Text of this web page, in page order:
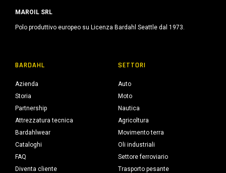
MAROIL SRL
Polo produttivo europeo su Licenza Bardahl Seattle dal 1973.
BARDAHL
Azienda
Storia
Partnership
Attrezzatura tecnica
Bardahlwear
Cataloghi
FAQ
Diventa cliente
SETTORI
Auto
Moto
Nautica
Agricoltura
Movimento terra
Oli industriali
Settore ferroviario
Trasporto pesante